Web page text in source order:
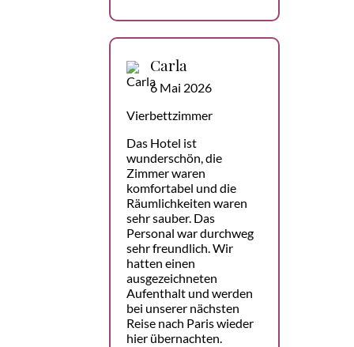
Carla
6 Mai 2026
Vierbettzimmer
Das Hotel ist
wunderschön, die
Zimmer waren
komfortabel und die
Räumlichkeiten waren
sehr sauber. Das
Personal war durchweg
sehr freundlich. Wir
hatten einen
ausgezeichneten
Aufenthalt und werden
bei unserer nächsten
Reise nach Paris wieder
hier übernachten.